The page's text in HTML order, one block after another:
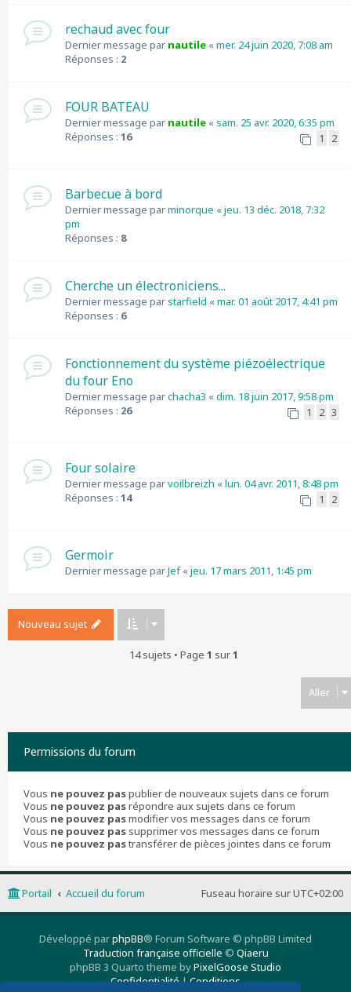
rechaud avec four
Dernier message par nautile «mer. 24 juin 2020, 7:08 am
Réponses : 2
FOUR BATEAU
Dernier message par nautile «sam. 25 avr. 2020, 6:35 pm
Réponses : 16 1 2
Barbecue à bord
Dernier message parminorque «jeu. 13 déc. 2018, 7:32
pm
Réponses : 8
Cherche un électroniciens...
Dernier message parstarfield «mar. 01 août 2017, 4:41 pm
Réponses : 6
Fonctionnement du système piézoélectrique
du four Eno
Dernier message parchacha3 «dim. 18 juin 2017, 9:58 pm
Réponses : 26 1 2 3
Four solaire
Dernier message parvoilbreizh «lun. 04 avr. 2011, 8:48 pm
Réponses : 14 1 2
Germoir
Dernier message parJef«jeu. 17 mars 2011, 1:45 pm
Nouveau sujet
14 sujets • Page 1 sur1
Aller
Permissions du forum
Vous ne pouvez paspublier de nouveaux sujets dans ce forum
Vous ne pouvez pasrépondre aux sujets dans ce forum
Vous ne pouvez pasmodifier vos messages dans ce forum
Vous ne pouvez pas supprimer vos messages dans ce forum
Vous ne pouvez pastransférer de pièces jointes dans ce forum
Fuseau horaire surUTC+02:00
Portail Accueil du forum
Développé parphpBB® Forum Software © phpBB Limited
Traduction française officielle © Qiaeru
phpBB 3 Quarto theme byPixelGoose Studio
Confidentialité|Conditions